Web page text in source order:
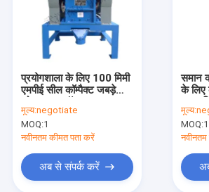
प्रयोगशाला के लिए 100 मिमी
एमपीई सील कॉम्पैक्ट जबड़े
मूल्य:negotiate
MOQ:1
नवीनतम कीमत पता करें
अब से संपर्क करें
समान
के
रॉक
मूल्य:
MOQ:1